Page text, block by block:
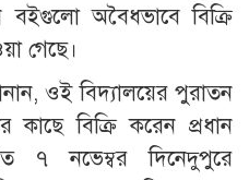
বইগুলো অবৈধভাবে বিক্রি
গেছে।
ওই বিদ্যালয়ের পুরাতন
বিক্রি করেন প্রধান
৭ নভেম্বর দিনেদুপুরে